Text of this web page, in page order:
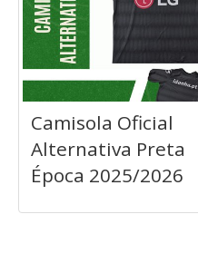
Camisola Oficial
Alternativa Preta
Época 2025/2026